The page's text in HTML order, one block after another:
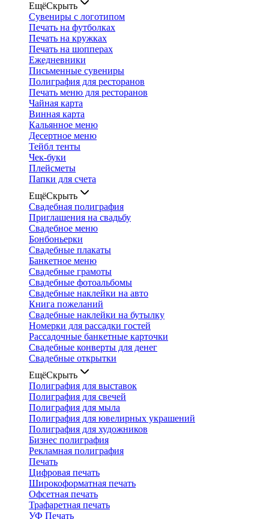
ЕщёСкрыть
Сувениры с логотипом
Печать на футболках
Печать на кружках
Печать на шопперах
Ежедневники
Письменные сувениры
Полиграфия для ресторанов
Печать меню для ресторанов
Чайная карта
Винная карта
Кальянное меню
Десертное меню
Тейбл тенты
Чек-буки
Плейсметы
Папки для счета
ЕщёСкрыть
Свадебная полиграфия
Приглашения на свадьбу
Свадебное меню
Бонбоньерки
Свадебные плакаты
Банкетное меню
Свадебные грамоты
Свадебные фотоальбомы
Свадебные наклейки на авто
Книга пожеланий
Свадебные наклейки на бутылку
Номерки для рассадки гостей
Рассадочные банкетные карточки
Свадебные конверты для денег
Свадебные открытки
ЕщёСкрыть
Полиграфия для выставок
Полиграфия для свечей
Полиграфия для мыла
Полиграфия для ювелирных украшений
Полиграфия для художников
Бизнес полиграфия
Рекламная полиграфия
Печать
Цифровая печать
Широкоформатная печать
Офсетная печать
Трафаретная печать
УФ Печать